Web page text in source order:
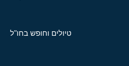
טיולים וחופש בחו"ל